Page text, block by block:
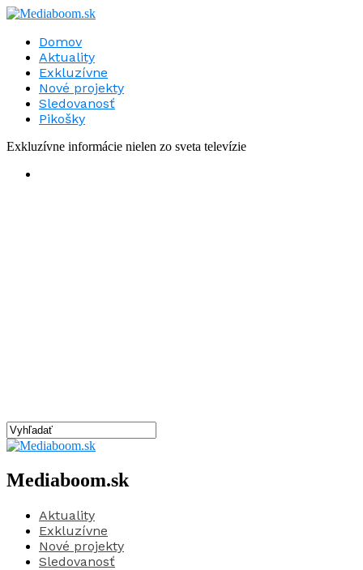
Domov
Aktuality
Exkluzívne
Nové projekty
Sledovanosť
Pikošky
Exkluzívne informácie nielen zo sveta televízie
Mediaboom.sk
Aktuality
Exkluzívne
Nové projekty
Sledovanosť